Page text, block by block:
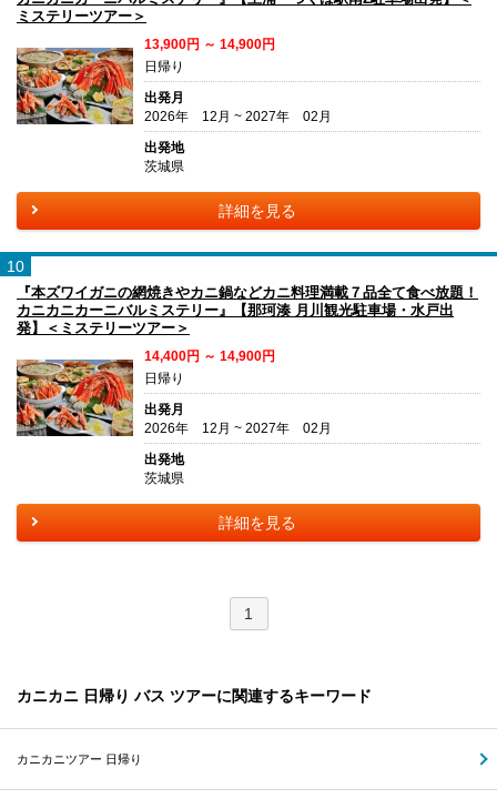
ミステリーツアー＞
13,900円 ～ 14,900円
日帰り
出発月
2026年 12月 ~ 2027年 02月
出発地
茨城県
詳細を見る
10
『本ズワイガニの網焼きやカニ鍋などカニ料理満載７品全て食べ放題！
カニカニカーニバルミステリー』【那珂湊 月川観光駐車場・水戸出
発】＜ミステリーツアー＞
14,400円 ～ 14,900円
日帰り
出発月
2026年 12月 ~ 2027年 02月
出発地
茨城県
詳細を見る
1
カニカニ 日帰り バス ツアーに関連するキーワード
カニカニツアー 日帰り